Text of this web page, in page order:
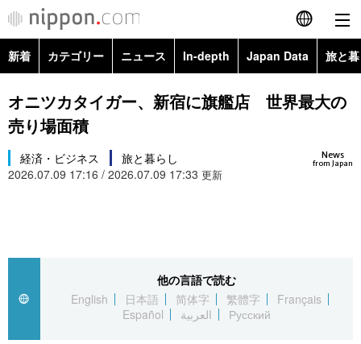
English
简体字
Русский
カテゴリー
国際
社会
アーカイブ
Japan Data
旅と暮らし
新着 カテゴリー ニュース In-depth Japan Data 旅と
政治・外交
経済・ビジネス
国際・海外
文化
科学・技術
暮らし
Topics
オニツカタイガー、新宿に旗艦店 世界最大の
売り場面積
News
from Japan
経済・ビジネス
旅と暮らし
2026.07.09 17:16 / 2026.07.09 17:33 更新
他の言語で読む
English
日本語 简体字 繁體字
Français
Español
العربية Русский